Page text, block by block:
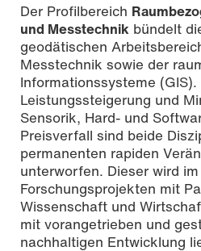
Der Profilbereich
und Messtechnik bündelt
geodätischen
Messtechnik sowie der
Informationssysteme
Leistungssteigerung und
Sensorik, Hard- und
Preisverfall sind beide
permanenten rapiden
unterworfen. Dieser wird
Forschungsprojekten mit
Wissenschaft und
mit vorangetrieben und
nachhaltigen Entwicklung